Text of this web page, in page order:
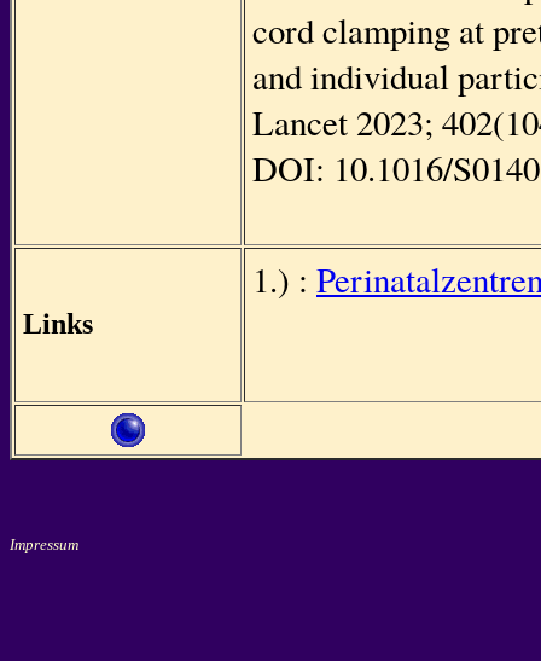
cord clamping at
and individual
Lancet 2023;
DOI: 10.1016/
Links
1.) :
Impressum